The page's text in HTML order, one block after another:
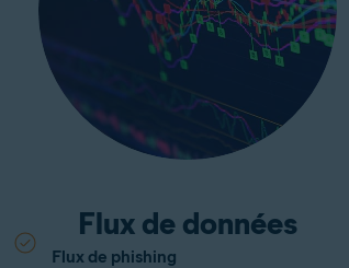
Flux de données
Flux de phishing